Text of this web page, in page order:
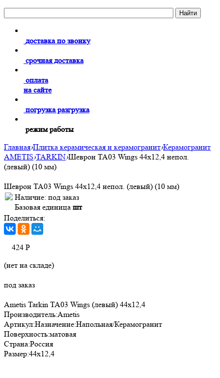
доставка по звонку
срочная доставка
оплата
на сайте
погрузка разгрузка
режим работы
Главная›Плитка керамическая и керамогранит›Керамогранит
AMETIS›TARKIN›Шеврон TA03 Wings 44x12,4 непол.
(левый) (10 мм)
Шеврон TA03 Wings 44x12,4 непол. (левый) (10 мм)
Наличие: под заказ
Базовая единица шт
Поделиться:
424 Р
(нет на складе)
под заказ
Ametis Tarkin TA03 Wings (левый) 44x12,4
Производитель:Ametis
Артикул:Назначение:Напольная/Керамогранит
Поверхность:матовая
Страна:Россия
Размер:44х12,4